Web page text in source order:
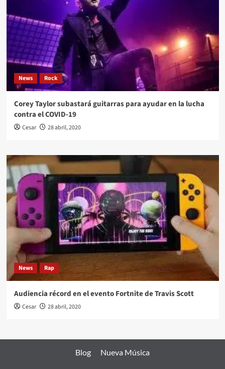
News Rock
Corey Taylor subastará guitarras para ayudar en la lucha
contra el COVID-19
Cesar 28 abril, 2020
News Rap
Audiencia récord en el evento Fortnite de Travis Scott
Cesar 28 abril, 2020
Blog Nueva Música